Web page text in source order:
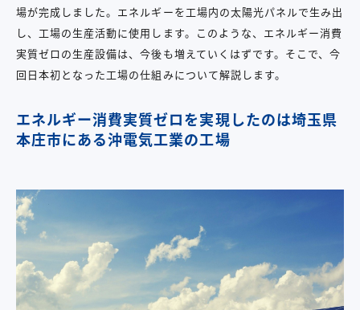
場が完成しました。エネルギーを工場内の太陽光パネルで生み出
し、工場の生産活動に使用します。このような、エネルギー消費
実質ゼロの生産設備は、今後も増えていくはずです。そこで、今
回日本初となった工場の仕組みについて解説します。
エネルギー消費実質ゼロを実現したのは埼玉県
本庄市にある沖電気工業の工場